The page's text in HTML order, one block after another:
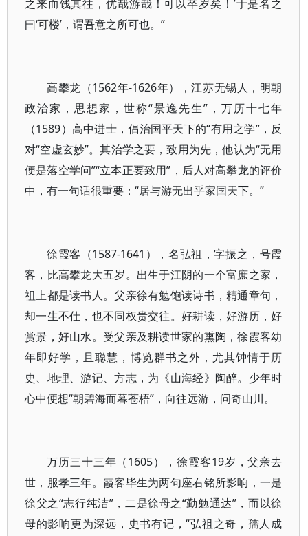
之来而饯其往，优哉游哉！可以卒岁矣！’于是名之
曰‘可楼’，谓吾意之所可也。”
高攀龙（1562年-1626年），江苏无锡人，明朝
政治家，思想家，世称“景逸先生”，万历十七年
（1589）高中进士，倡治国平天下的“有用之学”，反
对“空虚玄妙”。其治学之要，致用为先，他认为“无用
便是落空学问”“立本正要致用”，后人对高攀龙的评价
中，有一句话很重要：“居与游无出乎家国天下。”
徐霞客（1587-1641），名弘祖，字振之，号霞
客，比高攀龙大五岁。出生于江阴的一个富庶之家，
祖上都是读书人。父亲徐有勉饱读诗书，精通章句，
却一生不仕，也不同权贵交往。好耕读，好游历，好
赏景，好山水。受父亲及耕读世家的熏陶，徐霞客幼
年即好学，且聪慧，博览群书之外，尤其钟情于历
史、地理、游记、方志，为《山海经》陶醉。少年时
心中便想“朝碧海而暮苍梧”，向往远游，问奇山川。
万历三十三年（1605），徐霞客19岁，父亲去
世，服孝三年。霞客毕生为两句座右铭所影响，一是
徐父之“志行纯洁”，二是徐母之“勤勉通达”，而以徐
母的影响更为深远，史书有记，“弘祖之奇，孺人成